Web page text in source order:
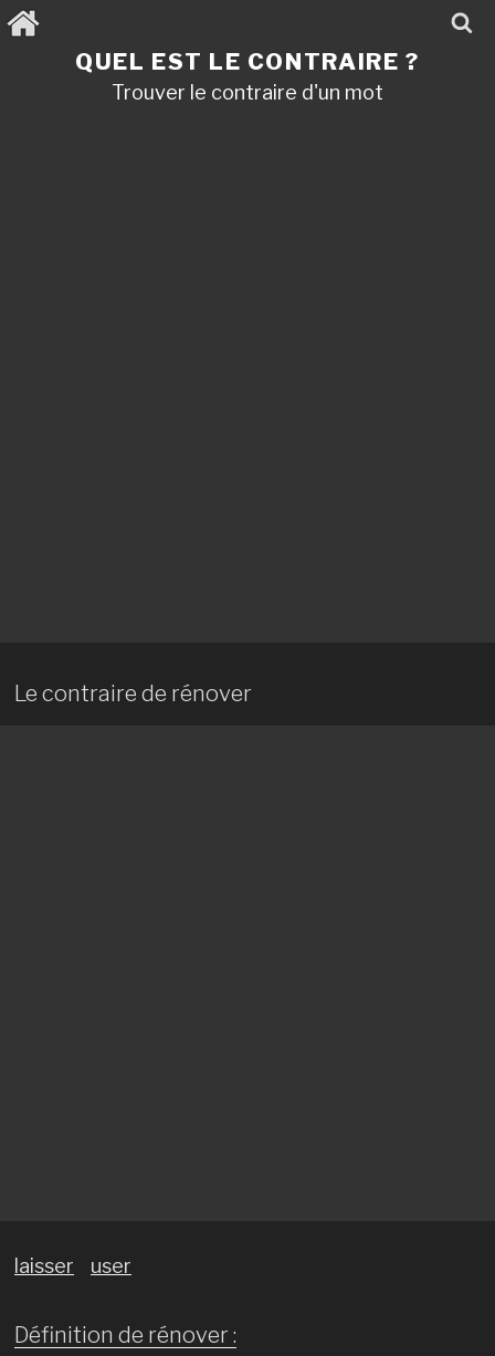
Aller
au
QUEL EST LE CONTRAIRE ?
Trouver le contraire d'un mot
Le contraire de rénover
laisser user
Définition de rénover :